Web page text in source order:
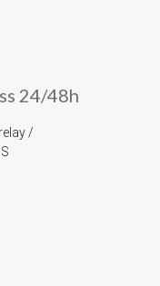
24/48h
/